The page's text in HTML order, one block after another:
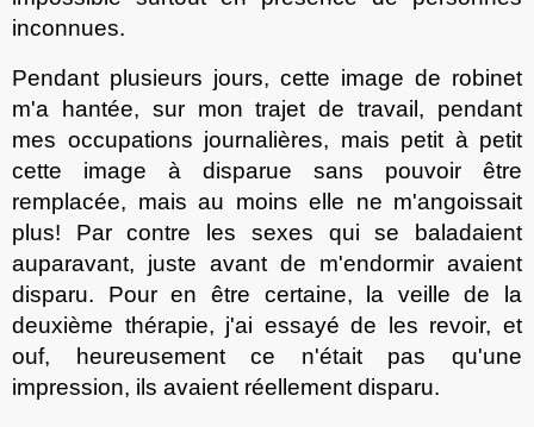
inconnues.
Pendant plusieurs jours, cette image de robinet
m'a hantée, sur mon trajet de travail, pendant
mes occupations journalières, mais petit à petit
cette image à disparue sans pouvoir être
remplacée, mais au moins elle ne m'angoissait
plus! Par contre les sexes qui se baladaient
auparavant, juste avant de m'endormir avaient
disparu. Pour en être certaine, la veille de la
deuxième thérapie, j'ai essayé de les revoir, et
ouf, heureusement ce n'était pas qu'une
impression, ils avaient réellement disparu.